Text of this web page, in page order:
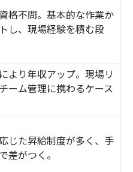
格不問。基本的な作業か
し、現場経験を積む段
より年収アップ。現場リ
ーム管理に携わるケース
じた昇給制度が多く、手
差がつく。